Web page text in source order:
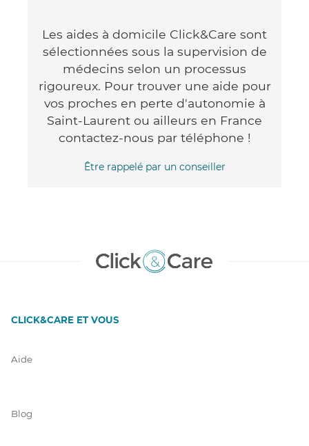
Les aides à domicile Click&Care sont
sélectionnées sous la supervision de
médecins selon un processus
rigoureux. Pour trouver une aide pour
vos proches en perte d'autonomie à
Saint-Laurent ou ailleurs en France
contactez-nous par téléphone !
Être rappelé par un conseiller
CLICK&CARE ET VOUS
Aide
Blog